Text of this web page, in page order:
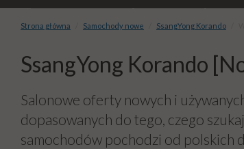
Strona główna Samochody nowe SsangYong Korando
SsangYong Korando
Salonowe oferty nowych i
dopasowanych do tego, czego
samochodów pochodzi od polskich